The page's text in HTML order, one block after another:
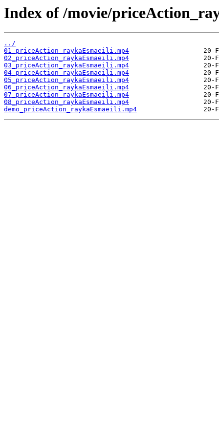
Index of /movie/
../
01_priceAction_raykaEsmaeili.mp4
02_priceAction_raykaEsmaeili.mp4
03_priceAction_raykaEsmaeili.mp4
04_priceAction_raykaEsmaeili.mp4
05_priceAction_raykaEsmaeili.mp4
06_priceAction_raykaEsmaeili.mp4
07_priceAction_raykaEsmaeili.mp4
08_priceAction_raykaEsmaeili.mp4
demo_priceAction_raykaEsmaeili.mp4